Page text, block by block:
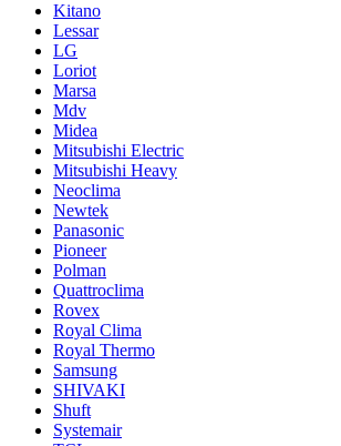
Kitano
Lessar
LG
Loriot
Marsa
Mdv
Midea
Mitsubishi Electric
Mitsubishi Heavy
Neoclima
Newtek
Panasonic
Pioneer
Polman
Quattroclima
Rovex
Royal Clima
Royal Thermo
Samsung
SHIVAKI
Shuft
Systemair